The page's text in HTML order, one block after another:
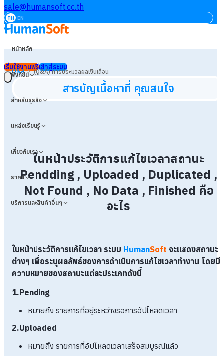
sale@humansoft.co.th
TH EN
หน้าหลัก
ฟังก์ชัน
สำหรับธุรกิจ
แหล่งเรียนรู้
เกี่ยวกับเรา
ราคา
บริการและสินค้าอื่นๆ
เริ่มใช้งานฟรีเข้าสู่ระบบ
Q&A>(Q&A) การประมวลผลเงินเดือน
สารบัญเนื้อหาที่ คุณสนใจ
ในหน้าประวัติการแก้ไขเวลาสถานะ
Pendding , Uploaded , Duplicated ,
Not Found , No Data , Finished คือ
อะไร
ในหน้าประวัติการแก้ไขเวลา ระบบ HumanSoft จะแสดงสถานะ
ต่างๆ เพื่อระบุผลลัพธ์ของการดำเนินการแก้ไขเวลาทำงาน โดยมี
ความหมายของสถานะแต่ละประเภทดังนี้
1.Pending
หมายถึง รายการที่อยู่ระหว่างรอการอัปโหลดเวลา
2.Uploaded
หมายถึง รายการที่อัปโหลดเวลาเสร็จสมบูรณ์แล้ว